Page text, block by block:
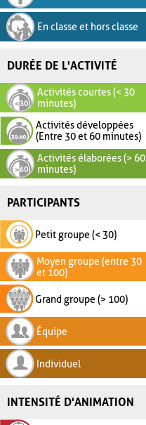
En classe et hors classe
DURÉE DE L'ACTIVITÉ
Activités courtes (< 30
minutes)
Activités développées
(Entre 30 et 60 minutes)
Activités élaborées (> 60
minutes)
PARTICIPANTS
Petit groupe (< 30)
Moyen groupe (entre 30
et 100)
Grand groupe (> 100)
Équipe
Individuel
INTENSITÉ D'ANIMATION